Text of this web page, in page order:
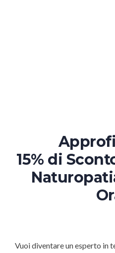
15% di
Vuoi diventare un esperto in